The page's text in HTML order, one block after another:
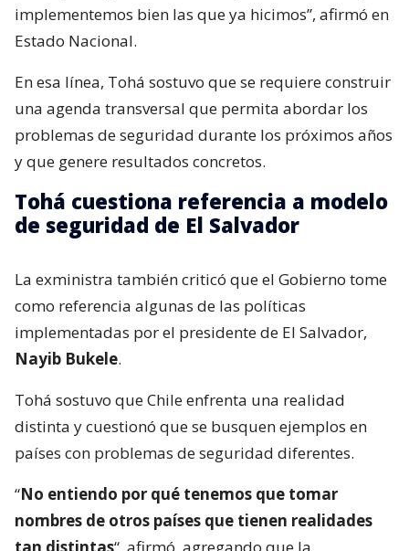
implementemos bien las que ya hicimos”, afirmó en
Estado Nacional.
En esa línea, Tohá sostuvo que se requiere construir
una agenda transversal que permita abordar los
problemas de seguridad durante los próximos años
y que genere resultados concretos.
Tohá cuestiona referencia a modelo
de seguridad de El Salvador
La exministra también criticó que el Gobierno tome
como referencia algunas de las políticas
implementadas por el presidente de El Salvador,
Nayib Bukele.
Tohá sostuvo que Chile enfrenta una realidad
distinta y cuestionó que se busquen ejemplos en
países con problemas de seguridad diferentes.
“No entiendo por qué tenemos que tomar
nombres de otros países que tienen realidades